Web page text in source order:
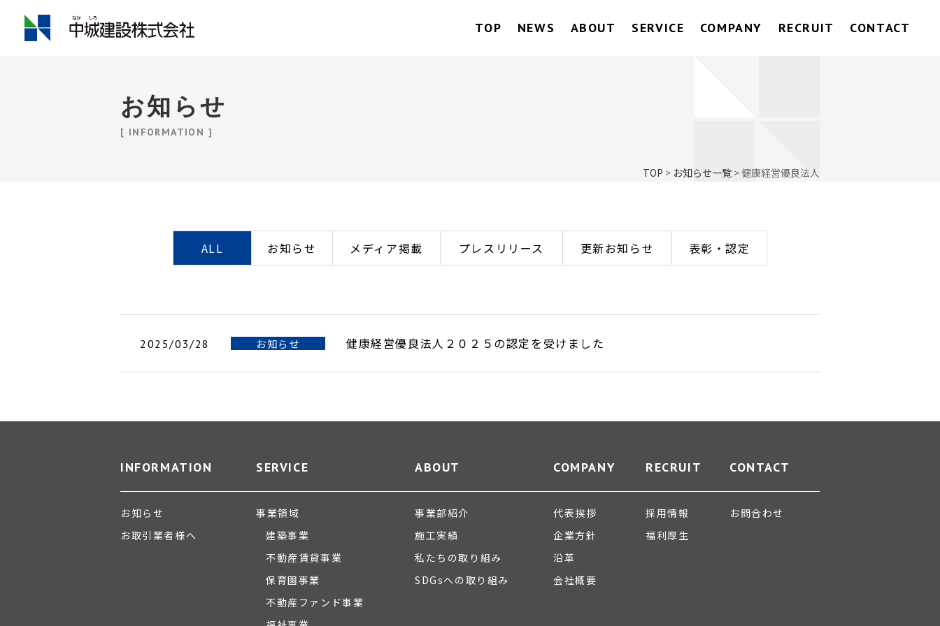
TOP NEWS ABOUT SERVICE COMPANY RECRUIT CONTACT
お知らせ
[ INFORMATION ]
TOP > お知らせ一覧 >健康経営優良法人
ALL お知らせ メディア掲載 プレスリリース 更新お知らせ 表彰・認定
2025/03/28 お知らせ 健康経営優良法人２０２５の認定を受けました
INFORMATION
お知らせ
お取引業者様へ
SERVICE
事業領域
建築事業
不動産賃貸事業
保育園事業
不動産ファンド事業
ABOUT
事業部紹介
施工実績
私たちの取り組み
SDGsへの取り組み
COMPANY
代表挨拶
企業方針
沿革
会社概要
RECRUIT
採用情報
福利厚生
CONTACT
お問合わせ